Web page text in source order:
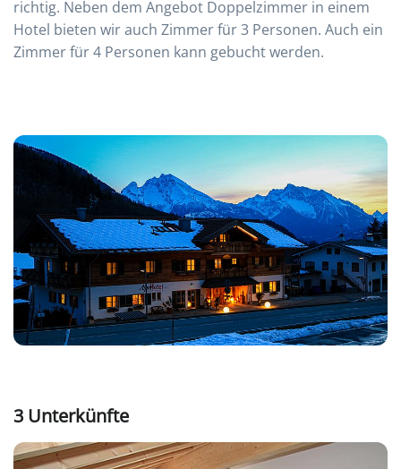
richtig. Neben dem Angebot Doppelzimmer in einem
Hotel bieten wir auch Zimmer für 3 Personen. Auch ein
Zimmer für 4 Personen kann gebucht werden.
3 Unterkünfte